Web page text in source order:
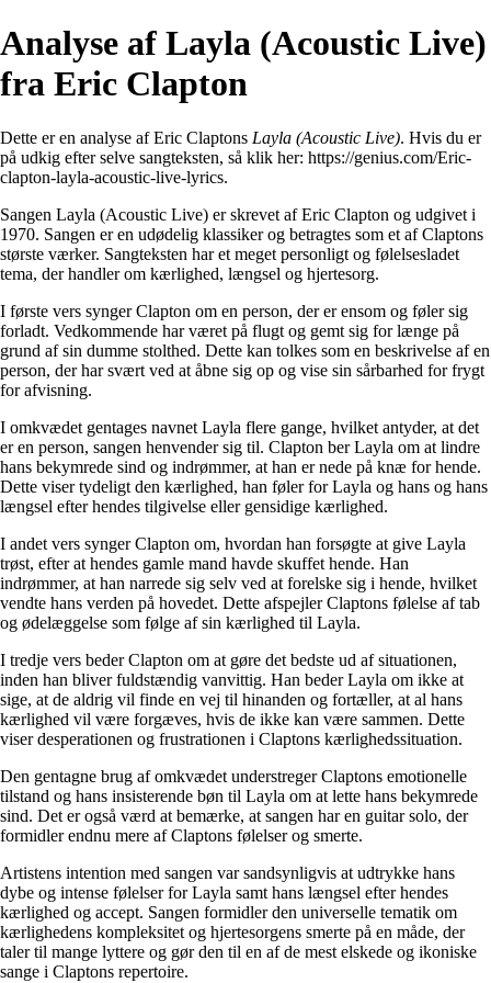
Analyse af Layla (Acoustic Live)
fra Eric Clapton
Dette er en analyse af Eric Claptons Layla (Acoustic Live). Hvis du er
på udkig efter selve sangteksten, så klik her: https://genius.com/Eric-
clapton-layla-acoustic-live-lyrics.
Sangen Layla (Acoustic Live) er skrevet af Eric Clapton og udgivet i
1970. Sangen er en udødelig klassiker og betragtes som et af Claptons
største værker. Sangteksten har et meget personligt og følelsesladet
tema, der handler om kærlighed, længsel og hjertesorg.
I første vers synger Clapton om en person, der er ensom og føler sig
forladt. Vedkommende har været på flugt og gemt sig for længe på
grund af sin dumme stolthed. Dette kan tolkes som en beskrivelse af en
person, der har svært ved at åbne sig op og vise sin sårbarhed for frygt
for afvisning.
I omkvædet gentages navnet Layla flere gange, hvilket antyder, at det
er en person, sangen henvender sig til. Clapton ber Layla om at lindre
hans bekymrede sind og indrømmer, at han er nede på knæ for hende.
Dette viser tydeligt den kærlighed, han føler for Layla og hans og hans
længsel efter hendes tilgivelse eller gensidige kærlighed.
I andet vers synger Clapton om, hvordan han forsøgte at give Layla
trøst, efter at hendes gamle mand havde skuffet hende. Han
indrømmer, at han narrede sig selv ved at forelske sig i hende, hvilket
vendte hans verden på hovedet. Dette afspejler Claptons følelse af tab
og ødelæggelse som følge af sin kærlighed til Layla.
I tredje vers beder Clapton om at gøre det bedste ud af situationen,
inden han bliver fuldstændig vanvittig. Han beder Layla om ikke at
sige, at de aldrig vil finde en vej til hinanden og fortæller, at al hans
kærlighed vil være forgæves, hvis de ikke kan være sammen. Dette
viser desperationen og frustrationen i Claptons kærlighedssituation.
Den gentagne brug af omkvædet understreger Claptons emotionelle
tilstand og hans insisterende bøn til Layla om at lette hans bekymrede
sind. Det er også værd at bemærke, at sangen har en guitar solo, der
formidler endnu mere af Claptons følelser og smerte.
Artistens intention med sangen var sandsynligvis at udtrykke hans
dybe og intense følelser for Layla samt hans længsel efter hendes
kærlighed og accept. Sangen formidler den universelle tematik om
kærlighedens kompleksitet og hjertesorgens smerte på en måde, der
taler til mange lyttere og gør den til en af de mest elskede og ikoniske
sange i Claptons repertoire.